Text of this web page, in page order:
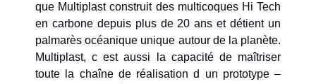
que Multiplast construit des multicoques Hi Tech
en carbone depuis plus de 20 ans et détient un
palmarès océanique unique autour de la planète.
Multiplast, c est aussi la capacité de maîtriser
toute la chaîne de réalisation d un prototype –